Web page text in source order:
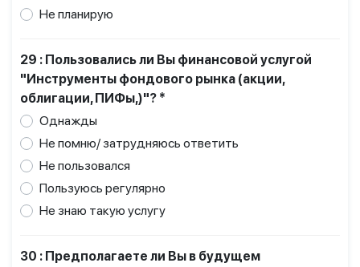
Не планирую
29 : Пользовались ли Вы финансовой услугой
"Инструменты фондового рынка (акции,
облигации, ПИФы,)"? *
Однажды
Не помню/ затрудняюсь ответить
Не пользовался
Пользуюсь регулярно
Не знаю такую услугу
30 : Предполагаете ли Вы в будущем